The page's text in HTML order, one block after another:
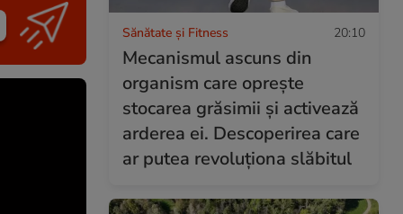
Sănătate și Fitness 20:10
Mecanismul ascuns din
organism care oprește
stocarea grăsimii și activează
arderea ei. Descoperirea care
ar putea revoluționa slăbitul